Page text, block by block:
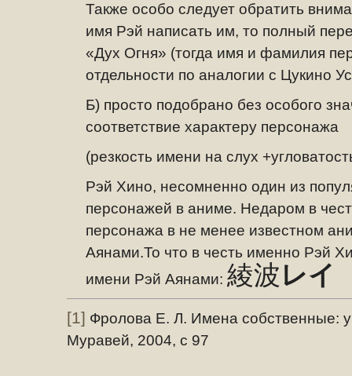
Также особо следует обратить
имя Рэй написать им, то полный
«Дух Огня» (тогда имя и фамилия
отдельности по аналогии с Цукино
Б) просто подобрано без особого
соответствие характеру персонажа
(резкость имени на слух
Рэй Хино, несомненно один из
персонажей в аниме. Недаром в
персонажа в не менее известном
Аянами.То что в честь именно Рэй
имени Рэй Аянами: 綾波レイ
[1] Фролова Е. Л. Имена собственные:
Муравей, 2004, с 97